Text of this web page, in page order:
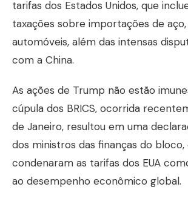
tarifas dos Estados Unidos, que
taxações sobre importações de
automóveis, além das intensas
com a China.
As ações de Trump não estão
cúpula dos BRICS, ocorrida
de Janeiro, resultou em uma
dos ministros das finanças do bloco,
condenaram as tarifas dos EUA
ao desempenho econômico global.